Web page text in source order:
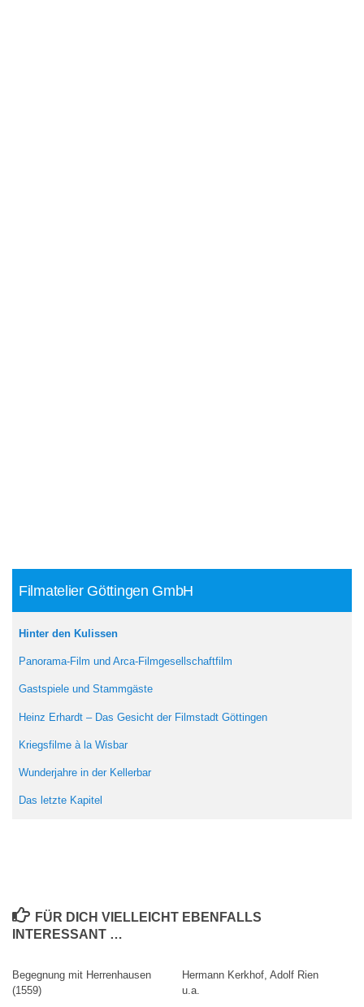
Filmatelier Göttingen GmbH
Hinter den Kulissen
Panorama-Film und Arca-Filmgesellschaftfilm
Gastspiele und Stammgäste
Heinz Erhardt – Das Gesicht der Filmstadt Göttingen
Kriegsfilme à la Wisbar
Wunderjahre in der Kellerbar
Das letzte Kapitel
FÜR DICH VIELLEICHT EBENFALLS
INTERESSANT …
Begegnung mit Herrenhausen
(1559)
Hermann Kerkhof, Adolf Rien
u.a.